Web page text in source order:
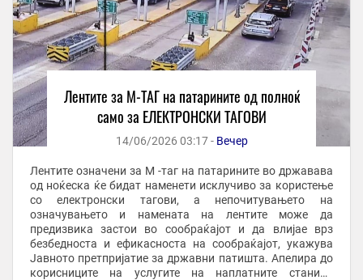
Лентите за М-ТАГ на патарините од полноќ
само за ЕЛЕКТРОНСКИ ТАГОВИ
14/06/2026 03:17 - Вечер
Лентите означени за M -таг на патарините во државава
од ноќеска ќе бидат наменети исклучиво за користење
со електронски тагови, а непочитувањето на
означувањето и намената на лентите може да
предизвика застои во сообраќајот и да влијае врз
безбедноста и ефикасноста на сообраќајот, укажува
Јавното претпријатие за државни патишта. Апелира до
корисниците на услугите на наплатните станици